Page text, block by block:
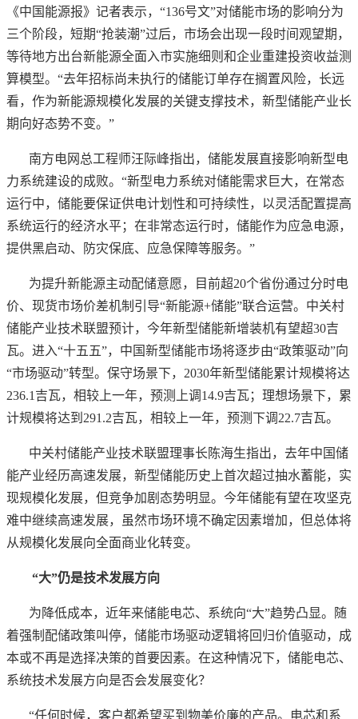
《中国能源报》记者表示，“136号文”对储能市场的影响分为
三个阶段，短期“抢装潮”过后，市场会出现一段时间观望期，
等待地方出台新能源全面入市实施细则和企业重建投资收益测
算模型。“去年招标尚未执行的储能订单存在搁置风险，长远
看，作为新能源规模化发展的关键支撑技术，新型储能产业长
期向好态势不变。”
南方电网总工程师汪际峰指出，储能发展直接影响新型电
力系统建设的成败。 “新型电力系统对储能需求巨大，在常态
运行中，储能要保证供电计划性和可持续性，以灵活配置提高
系统运行的经济水平；在非常态运行时，储能作为应急电源，
提供黑启动、防灾保底、应急保障等服务。”
为提升新能源主动配储意愿，目前超20个省份通过分时电
价、现货市场价差机制引导“新能源+储能”联合运营。中关村
储能产业技术联盟预计，今年新型储能新增装机有望超30吉
瓦。进入“十五五”，中国新型储能市场将逐步由“政策驱动”向
“市场驱动”转型。保守场景下，2030年新型储能累计规模将达
236.1吉瓦，相较上一年，预测上调14.9吉瓦；理想场景下，累
计规模将达到291.2吉瓦，相较上一年，预测下调22.7吉瓦。
中关村储能产业技术联盟理事长陈海生指出，去年中国储
能产业经历高速发展，新型储能历史上首次超过抽水蓄能，实
现规模化发展，但竞争加剧态势明显。今年储能有望在攻坚克
难中继续高速发展，虽然市场环境不确定因素增加，但总体将
从规模化发展向全面商业化转变。
“大”仍是技术发展方向
为降低成本，近年来储能电芯、系统向“大”趋势凸显。随
着强制配储政策叫停，储能市场驱动逻辑将回归价值驱动，成
本或不再是选择决策的首要因素。在这种情况下，储能电芯、
系统技术发展方向是否会发展变化？
“任何时候，客户都希望买到物美价廉的产品。电芯和系